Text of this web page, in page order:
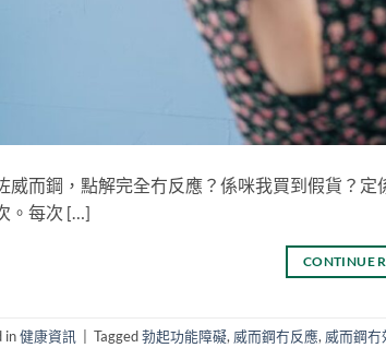
威而鋼，點解完全冇反應？係咪我買到假貨？
。每次 […]
CONTINUE
in健康資訊 Tagged勃起功能障礙, 威而鋼冇反應, 威而鋼冇